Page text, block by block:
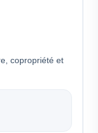
copropriété et